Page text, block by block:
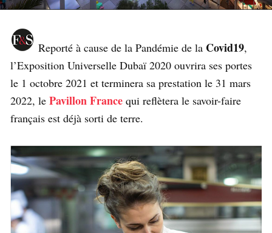
Reporté à cause de la Pandémie de la Covid19,
l’Exposition Universelle Dubaï 2020 ouvrira ses portes
le 1 octobre 2021 et terminera sa prestation le 31 mars
2022, le Pavillon France qui reflètera le savoir-faire
français est déjà sorti de terre.